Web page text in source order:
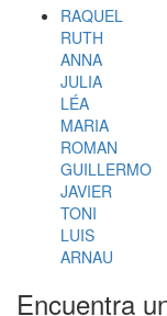
RAQUEL
RUTH
ANNA
JULIA
LÉA
MARIA
ROMAN
GUILLERMO
JAVIER
TONI
LUIS
ARNAU
Encuentra